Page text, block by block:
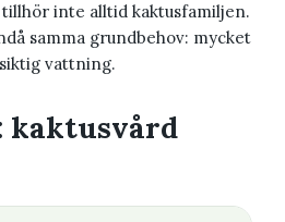
inte alltid kaktusfamiljen.
samma grundbehov: mycket
vattning.
kaktusvård